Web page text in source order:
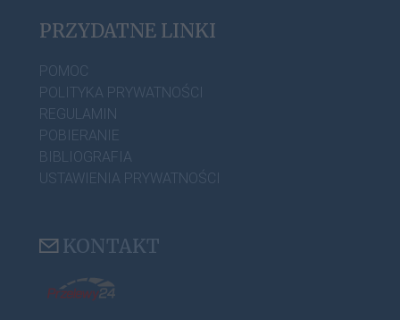
PRZYDATNE LINKI
POMOC
POLITYKA PRYWATNOŚCI
REGULAMIN
POBIERANIE
BIBLIOGRAFIA
USTAWIENIA PRYWATNOŚCI
KONTAKT